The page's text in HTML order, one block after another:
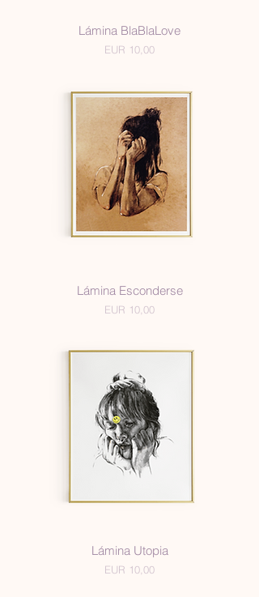
Lámina BlaBlaLove
Precio
EUR 10,00
Lámina Esconderse
Precio
EUR 10,00
Lámina Utopia
Precio
EUR 10,00